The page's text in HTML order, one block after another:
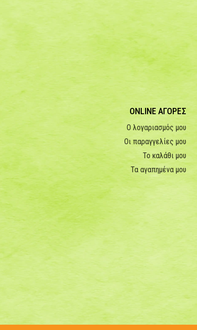
ONLINE ΑΓΟΡΕΣ
Ο λογαριασμός μου
Οι παραγγελίες μου
Το καλάθι μου
Τα αγαπημένα μου